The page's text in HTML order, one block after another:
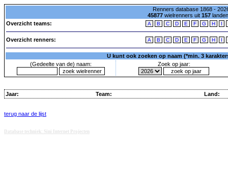
Renners database 1868 -
45877wielrenners uit 157
Overzicht teams:
A B C D E F G H I
Overzicht renners: A B C D E F G H I
U kunt ook zoeken op naam (*min. 3
(Gedeelte van de) naam:
Zoek op jaar:
Jaar: Team: Land:
terug naar de lijst
Database techniek: Sini Internet Projecten